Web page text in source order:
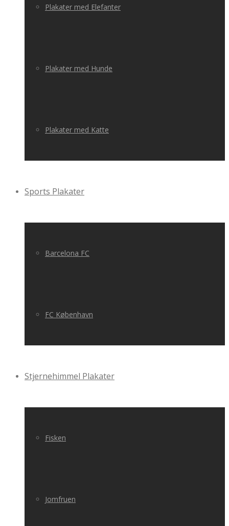
Plakater med Elefanter
Plakater med Hunde
Plakater med Katte
Sports Plakater
Barcelona FC
FC København
Stjernehimmel Plakater
Fisken
Jomfruen